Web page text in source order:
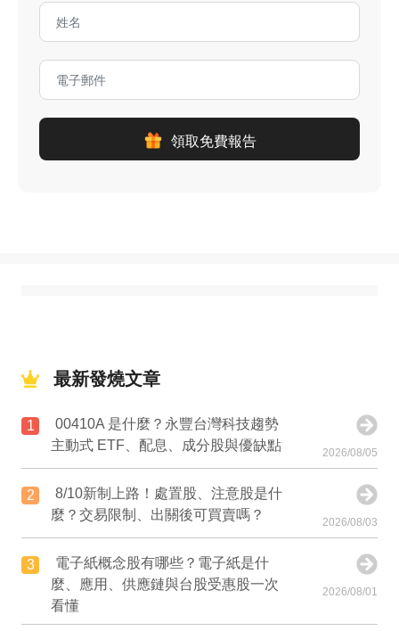
領取免費報告
最新發燒文章
1
00410A 是什麼？永豐台灣科技趨勢
主動式 ETF、配息、成分股與優缺點
2026/08/05
2
8/10新制上路！處置股、注意股是什
麼？交易限制、出關後可買賣嗎？
2026/08/03
3
電子紙概念股有哪些？電子紙是什
麼、應用、供應鏈與台股受惠股一次
看懂
2026/08/01